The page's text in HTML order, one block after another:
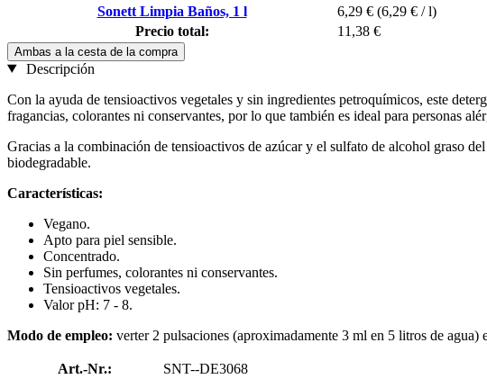
Sonett Limpia Baños, 1 l
6,29 € (6,29 € / l)
Precio total:
11,38 €
Ambas a la cesta de la compra
Descripción
Con la ayuda de tensioactivos vegetales y sin ingredientes petroquímicos, este
fragancias, colorantes ni conservantes, por lo que también es ideal para personas
Gracias a la combinación de tensioactivos de azúcar y el sulfato de alcohol graso
biodegradable.
Características:
Vegano.
Apto para piel sensible.
Concentrado.
Sin perfumes, colorantes ni conservantes.
Tensioactivos vegetales.
Valor pH: 7 - 8.
Modo de empleo: verter 2 pulsaciones (aproximadamente 3 ml en 5 litros de agua)
Art.-Nr.:
SNT--DE3068